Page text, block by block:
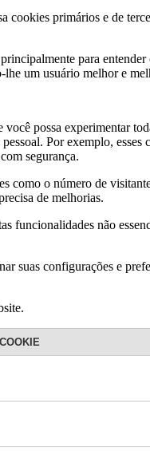
cookies primários e de
para
um usuário melhor e
possa experimentar
Por exemplo,
segurança.
como o número de
de melhorias.
funcionalidades não
suas configurações e
COOKIE